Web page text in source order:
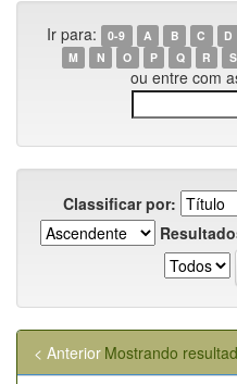
Ir para: 0-9 A B C D
M
N O P Q R S
ou entre com
Classificar por:
Mostrando
< Anterior